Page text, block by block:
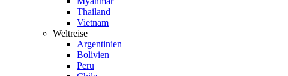
Thailand
Vietnam
Weltreise
Argentinien
Bolivien
Peru